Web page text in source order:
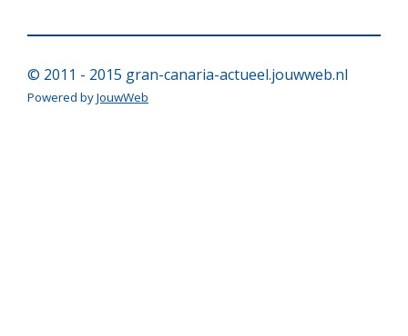
© 2011 - 2015 gran-canaria-actueel.jouwweb.nl
Powered byJouwWeb